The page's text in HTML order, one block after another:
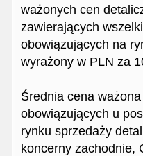
ważonych cen
zawierających
obowiązujących na
wyrażony w PLN za
Średnia cena
obowiązujących u
rynku sprzedaży
koncerny zachodnie,